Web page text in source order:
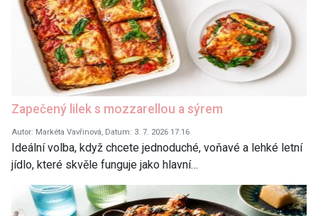
Zapečený lilek s mozzarellou a sýrem
Autor: Markéta Vavřinová, Datum: 3. 7. 2026 17:16
Ideální volba, když chcete jednoduché, voňavé a lehké letní
jídlo, které skvěle funguje jako hlavní…